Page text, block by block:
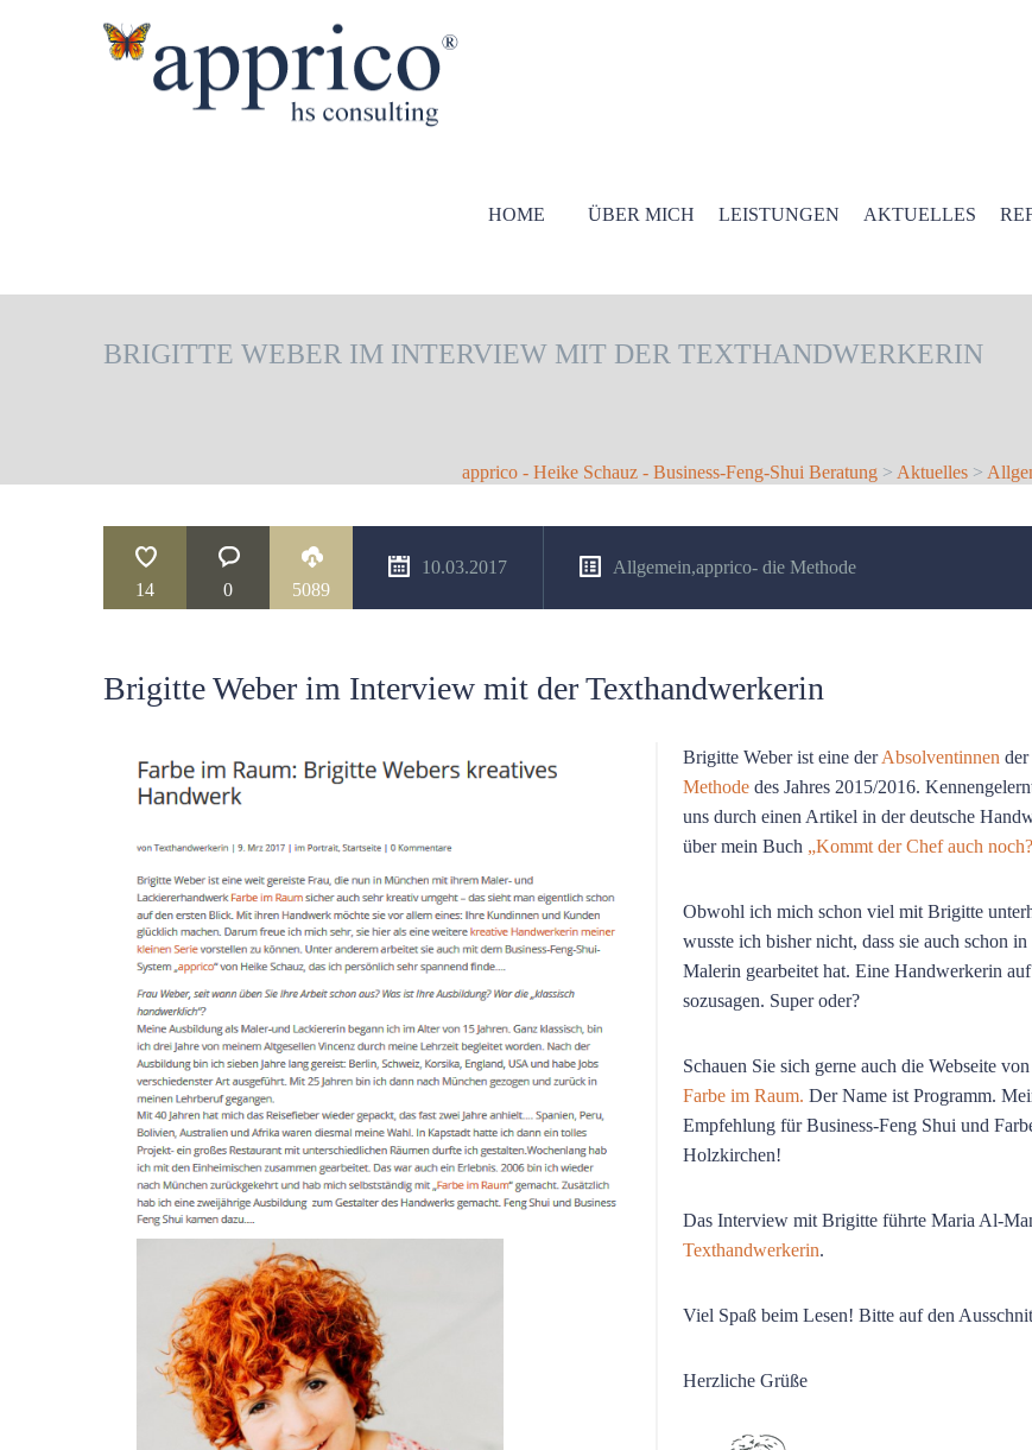
HOME ÜBER MICH LEISTUNGEN AKTUELLES
BRIGITTE WEBER IM INTERVIEW MIT DER TEXTHANDWERKERIN
apprico - Heike Schauz - Business-Feng-Shui Beratung > Aktuelles >
14 0 5089
10.03.2017 Allgemein,apprico- die Methode
Brigitte Weber im Interview mit der Texthandwerkerin
Brigitte Weber ist eine derAbsolventinnen der
Methode des Jahres 2015/2016.
uns durch einen Artikel in der deutsche
über mein Buch „Kommt der Chef auch
Obwohl ich mich schon viel mit Brigitte
wusste ich bisher nicht, dass sie auch schon
Malerin gearbeitet hat. Eine Handwerkerin
sozusagen. Super oder?
Schauen Sie sich gerne auch die Webseite
Farbe im Raum. Der Name ist Programm.
Empfehlung für Business-Feng Shui und
Holzkirchen!
Das Interview mit Brigitte führte Maria Al-
Texthandwerkerin.
Viel Spaß beim Lesen! Bitte auf den
Herzliche Grüße